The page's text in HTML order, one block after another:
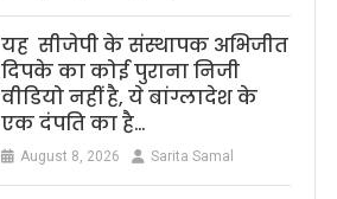
यह सीजेपी के संस्थापक अभिजीत
दिपके का कोई पुराना निजी
वीडियो नहीं है, ये बांग्लादेश के
एक दंपति का है…
August 8, 2026 Sarita Samal